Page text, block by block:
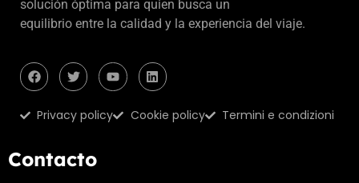
solución óptima para quien busca un
equilibrio entre la calidad y la experiencia del viaje.
Privacy policy Cookie policy Termini e condizioni
Contacto